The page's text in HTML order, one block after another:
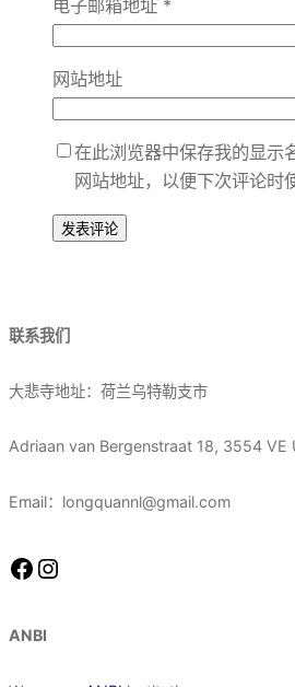
电子邮箱地址 *
网站地址
在此浏览器中保存我的显示
网站地址，以便下次评论时
联系我们
大悲寺地址：荷兰乌特勒支市
Adriaan van Bergenstraat 18, 3554 VE
Email：longquannl@gmail.com
Facebook Instagram
ANBI